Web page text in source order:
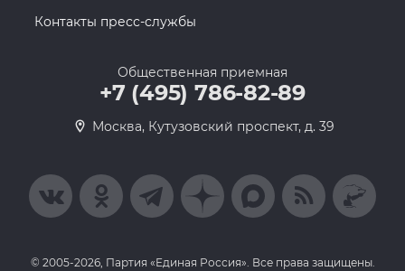
Контакты пресс-службы
Общественная приемная
+7 (495) 786-82-89
Москва, Кутузовский проспект, д. 39
© 2005-2026, Партия «Единая Россия». Все права защищены.